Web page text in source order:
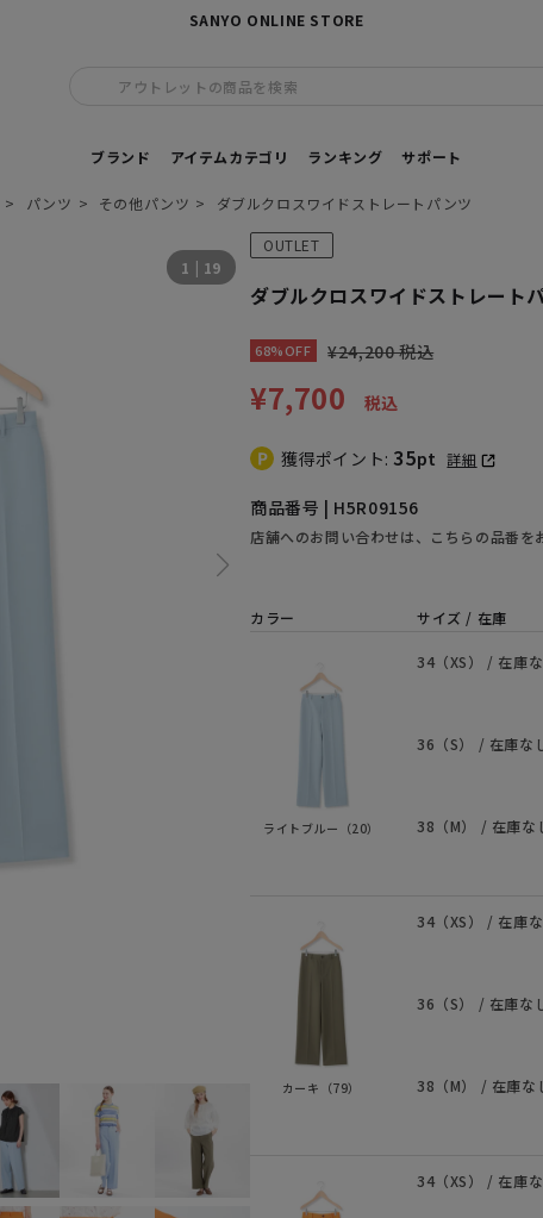
SANYO ONLINE STORE
アウトレットの商品を検索
ブランド アイテムカテゴリ ランキング サポート
パンツ その他パンツ ダブルクロスワイドストレートパンツ
1 | 19
OUTLET
ダブルクロスワイドストレート
68%OFF ¥24,200 税込
¥7,700 税込
獲得ポイント:35pt 詳細
商品番号 | H5R09156
店舗へのお問い合わせは、こちらの品番を
カラー サイズ / 在庫
ライトブルー（20）
34（XS） / 在庫
36（S） / 在庫な
38（M） / 在庫な
カーキ（79）
34（XS） / 在庫
36（S） / 在庫な
38（M） / 在庫な
34（XS） / 在庫